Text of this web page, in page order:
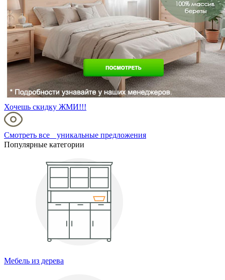
Хочешь скидку ЖМИ!!!
Смотреть все уникальные предложения
Популярные категории
Мебель из дерева